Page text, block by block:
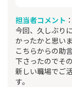
担当者コメント
今回、久しぶり
かったかと思いま
こちらからの助
下さったのでそ
新しい職場でご
す。